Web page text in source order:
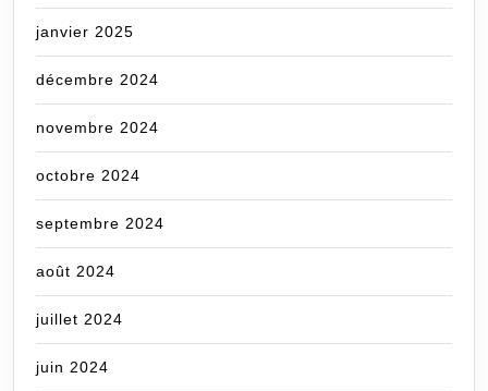
janvier 2025
décembre 2024
novembre 2024
octobre 2024
septembre 2024
août 2024
juillet 2024
juin 2024